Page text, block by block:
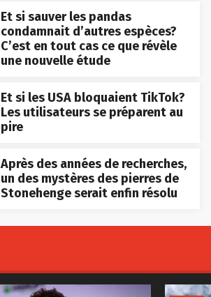
Et si sauver les pandas
condamnait d’autres espèces?
C’est en tout cas ce que révèle
une nouvelle étude
Et si les USA bloquaient TikTok?
Les utilisateurs se préparent au
pire
Après des années de recherches,
un des mystères des pierres de
Stonehenge serait enfin résolu